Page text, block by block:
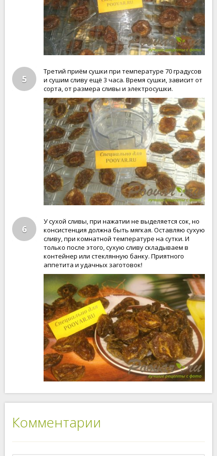
5
Третий приём сушки при температуре 70 градусов
и сушим сливу ещё 3 часа. Время сушки, зависит от
сорта, от размера сливы и электросушки.
6
У сухой сливы, при нажатии не выделяется сок, но
консистенция должна быть мягкая. Оставляю сухую
сливу, при комнатной температуре на сутки. И
только после этого, сухую сливу складываем в
контейнер или стеклянную банку. Приятного
аппетита и удачных заготовок!
Комментарии